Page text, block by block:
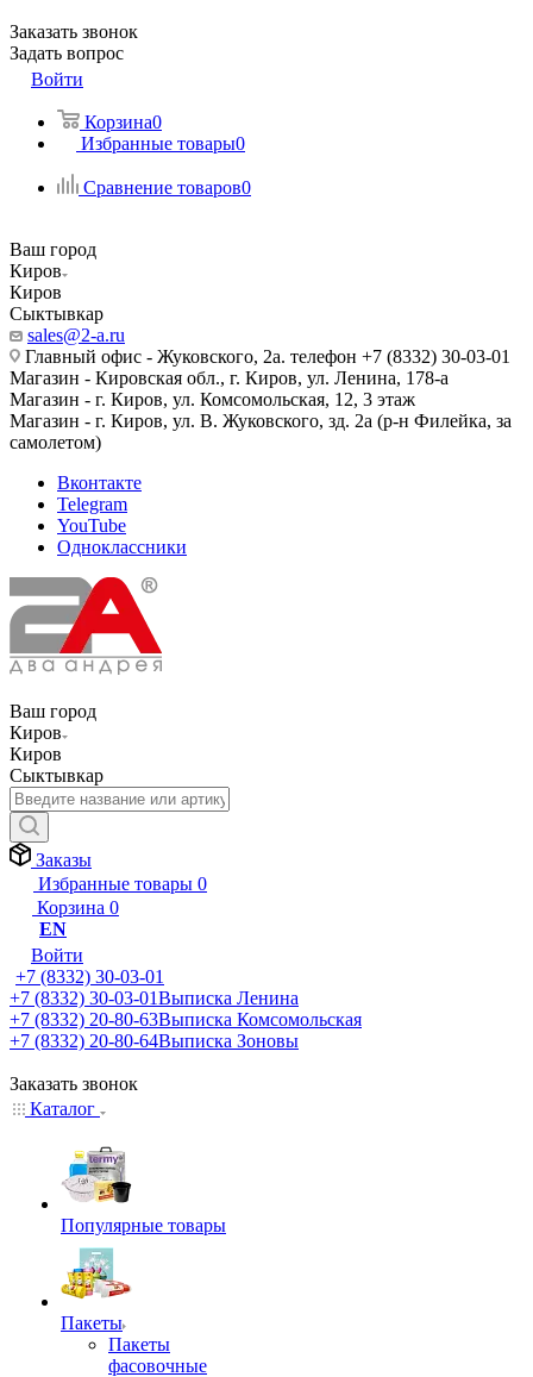
Заказать звонок
Задать вопрос
Войти
Корзина0
Избранные товары0
Сравнение товаров0
Ваш город
Киров
Киров
Сыктывкар
sales@2-a.ru
Главный офис - Жуковского, 2а. телефон +7 (8332) 30-03-01
Магазин - Кировская обл., г. Киров, ул. Ленина, 178-а
Магазин - г. Киров, ул. Комсомольская, 12, 3 этаж
Магазин - г. Киров, ул. В. Жуковского, зд. 2а (р-н Филейка, за
самолетом)
Вконтакте
Telegram
YouTube
Одноклассники
Ваш город
Киров
Киров
Сыктывкар
Заказы
Избранные товары 0
Корзина 0
EN
Войти
+7 (8332) 30-03-01
+7 (8332) 30-03-01Выписка Ленина
+7 (8332) 20-80-63Выписка Комсомольская
+7 (8332) 20-80-64Выписка Зоновы
Заказать звонок
Каталог
Популярные товары
Пакеты
Пакеты
фасовочные